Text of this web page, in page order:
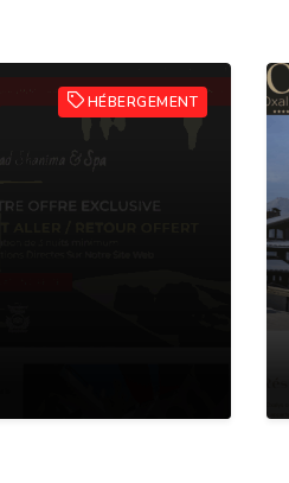
HÉBERGEMENT